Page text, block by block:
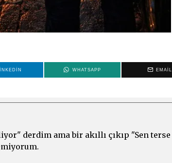
WHATSAPP EMAIL
derdim ama bir akıllı çıkıp "Sen terse